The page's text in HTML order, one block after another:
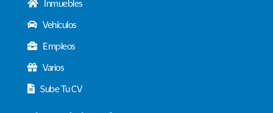
Inmuebles
Vehículos
Empleos
Varios
Sube Tu CV